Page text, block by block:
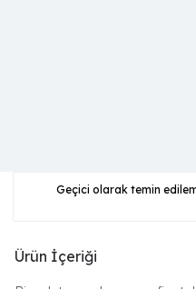
Geçici olarak temin
Ürün İçeriği